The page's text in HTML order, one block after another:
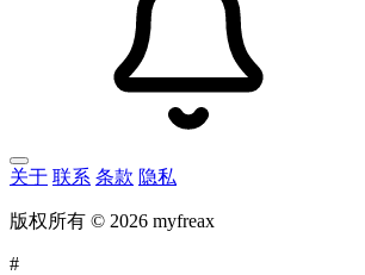
关于 联系 条款 隐私
版权所有 © 2026 myfreax
#